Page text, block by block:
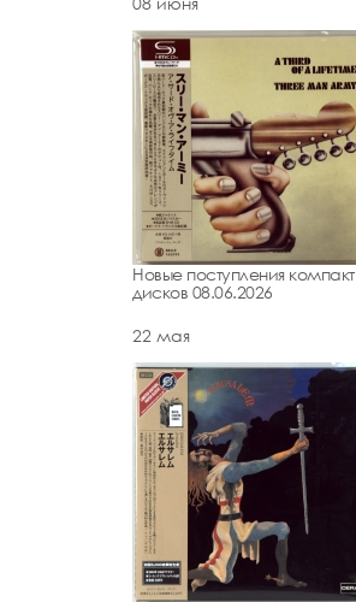
Новые поступления компакт
дисков 08.06.2026
22 мая